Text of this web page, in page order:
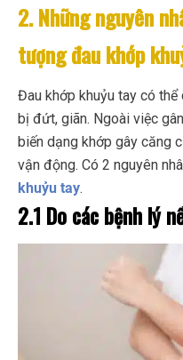
2. Những nguyên
tượng đau khớp
Đau khớp khuỷu tay có
bị đứt, giãn. Ngoài việc
biến dạng khớp gây căng
vận động. Có 2 nguyên
khuỷu tay.
2.1 Do các bệnh lý